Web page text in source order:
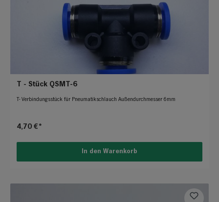
T - Stück QSMT-6
T- Verbindungsstück für Pneumatikschlauch Außendurchmesser 6mm
4,70 €*
In den Warenkorb